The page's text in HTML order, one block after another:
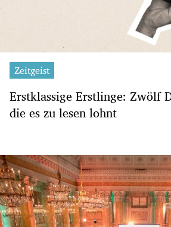
Zeitgeist
Erstklassige Erstlinge: Zwölf
die es zu lesen lohnt